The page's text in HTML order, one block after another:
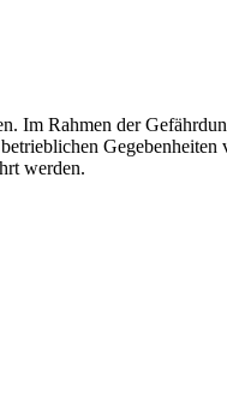
Im Rahmen der
werden.